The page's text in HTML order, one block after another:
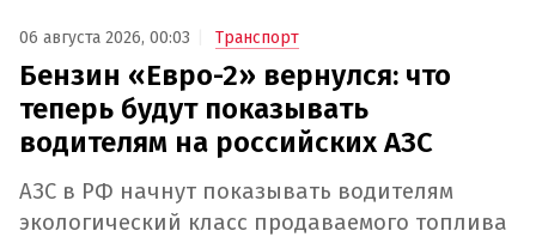
06 августа 2026, 00:03 Транспорт
Бензин «Евро-2» вернулся: что
теперь будут показывать
водителям на российских АЗС
АЗС в РФ начнут показывать водителям
экологический класс продаваемого топлива